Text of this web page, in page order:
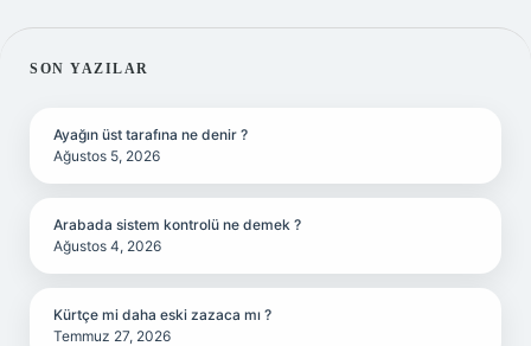
SIDEBAR
SON YAZILAR
Ayağın üst tarafına ne denir ?
Ağustos 5, 2026
Arabada sistem kontrolü ne demek ?
Ağustos 4, 2026
Kürtçe mi daha eski zazaca mı ?
Temmuz 27, 2026